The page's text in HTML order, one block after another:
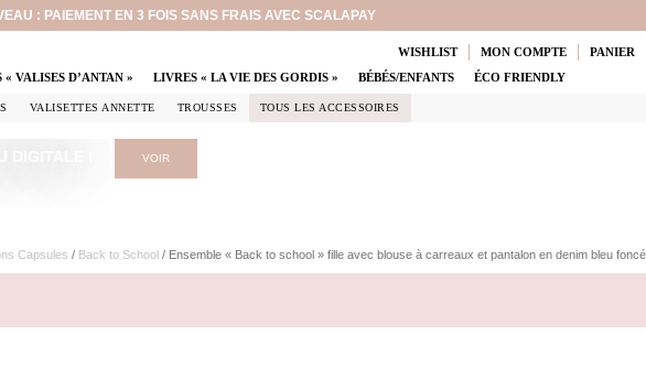
: PAIEMENT EN 3 FOIS SANS FRAIS AVEC SCALAPAY
WISHLIST MON COMPTE
PANIER
« VALISES D’ANTAN » LIVRES « LA VIE DES GORDIS » BÉBÉS/ENFANTS ÉCO FRIENDLY
VALISETTES ANNETTE TROUSSES TOUS LES ACCESSOIRES
VOIR
Capsules / Back to School / Ensemble « Back to school » fille avec blouse à carreaux et pantalon en denim bleu foncé